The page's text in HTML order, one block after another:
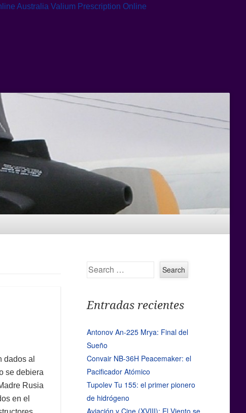
Australia Valium Prescription Online
dados al
se debiera
Rusia
en el
Search
Entradas recientes
Antonov An-225 Mrya: Final del
Sueño
Convair NB-36H Peacemaker: el
Pacificador Atómico
Tupolev Tu 155: el primer pionero
de hidrógeno